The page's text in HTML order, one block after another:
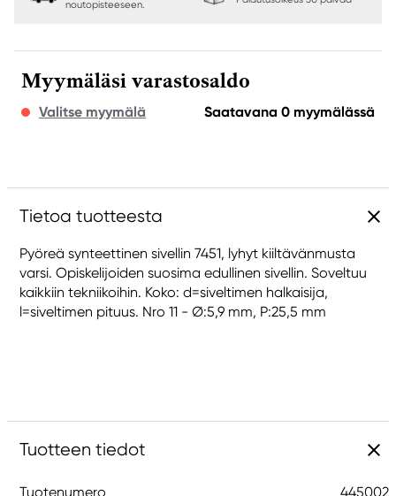
noutopisteeseen.
Myymäläsi varastosaldo
Valitse myymälä Saatavana 0 myymälässä
Tietoa tuotteesta
Pyöreä synteettinen sivellin 7451, lyhyt kiiltävänmusta
varsi. Opiskelijoiden suosima edullinen sivellin. Soveltuu
kaikkiin tekniikoihin. Koko: d=siveltimen halkaisija,
l=siveltimen pituus. Nro 11 - Ø:5,9 mm, P:25,5 mm
Tuotteen tiedot
Tuotenumero 445002